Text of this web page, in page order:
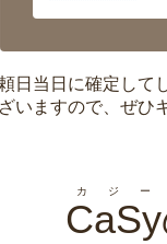
日当日に確定して
いますので、ぜひ
CaSy
カジー